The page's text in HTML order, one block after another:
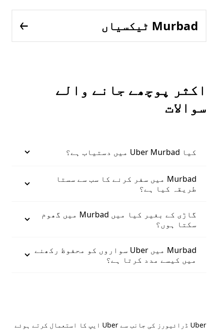
Murbad ٹیکسیاں
اکثر پوچھے جانے والے
سوالات
کیا Uber Murbad میں دستیاب ہے؟
Murbad میں سفر کرنے کا سب سے سستا
طریقہ کیا ہے؟
گاڑی کے بغیر کیا میں Murbad میں گھوم
سکتا ہوں؟
Murbad میں Uber سواروں کو محفوظ رکھنے
میں کیسے مدد کرتا ہے؟
Uber ڈرائیورز کی جانب سے Uber ایپ کا استعمال کرتے ہوئے